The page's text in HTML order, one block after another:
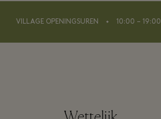
VILLAGE OPENINGSUREN ⬩ 10:00 – 19:00